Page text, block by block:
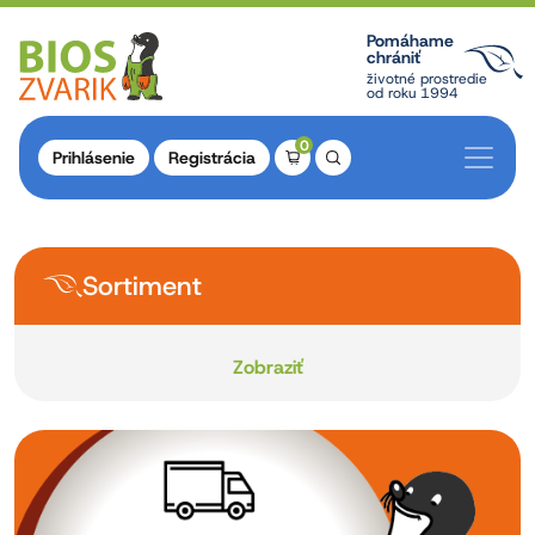
Pomáhame
chrániť
životné prostredie
od roku 1994
Prihlásenie Registrácia
0
Sortiment
Zobraziť